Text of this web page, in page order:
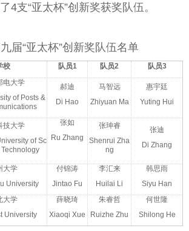
4支“亚太杯”创新奖获奖队伍。
届“亚太杯”创新奖队伍名单
校 队员1 队员2 队员3
电大学
of Posts &
郝迪
Di Hao
马智远
Zhiyuan Ma
惠宇廷
Yuting Hui
技大学
of Sc
张如
Ru Zhang
张珅睿
Shenrui Zha
ng
张迪
Di Zhang
大学
University
付锦涛
Jintao Fu
李汇来
Huilai Li
韩思雨
Siyu Han
大学
University
薛晓琦
Xiaoqi Xue
朱睿哲
Ruizhe Zhu
何世隆
Shilong He